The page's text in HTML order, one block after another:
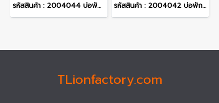
รหัสสินค้า : 2004044 บ่อพักคอนกรีต 2 ทางตรง ขนาด 1 ม. เสริมเหล็ก 9 มม. รหัสสินค้า : 2004042 บ่อพักคอนกรีต 2 ทางตรง ขนาด 60 ซม. เสริมเหล็ก 9 มม.
TLionfactory.com